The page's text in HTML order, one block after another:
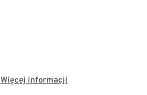
Więcej informacji